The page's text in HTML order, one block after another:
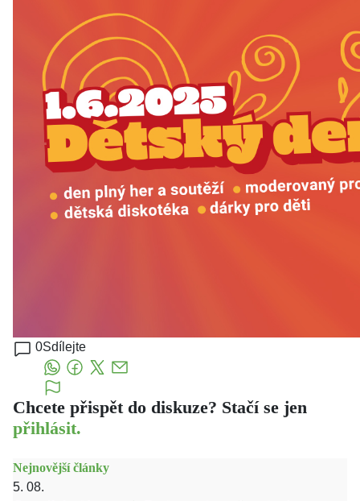
0Sdílejte
Chcete přispět do diskuze? Stačí se jen
přihlásit.
Nejnovější články
5. 08.